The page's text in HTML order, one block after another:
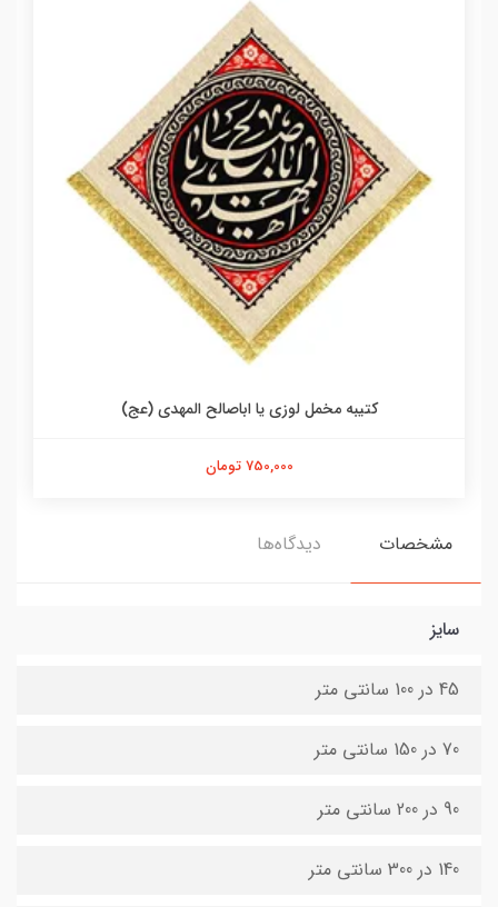
کتیبه مخمل لوزی یا اباصالح المهدی (عج)
750,000 تومان
مشخصات دیدگاه‌ها
سایز
45 در 100 سانتی متر
70 در 150 سانتی متر
90 در 200 سانتی متر
140 در 300 سانتی متر